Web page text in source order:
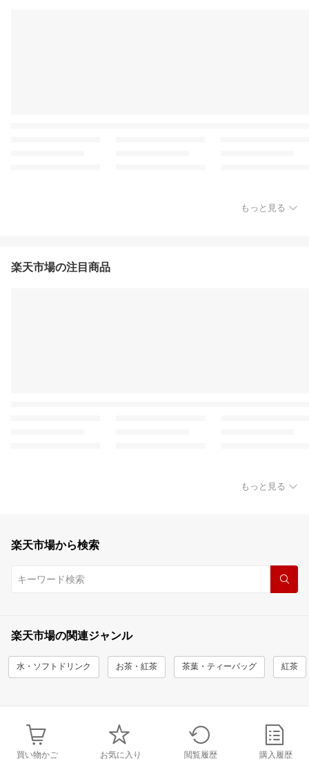
もっと見る
楽天市場の注目商品
もっと見る
楽天市場から検索
楽天市場の関連ジャンル
水・ソフトドリンク お茶・紅茶 茶葉・ティーバッグ 紅茶
買い物かご お気に入り 閲覧履歴 購入履歴